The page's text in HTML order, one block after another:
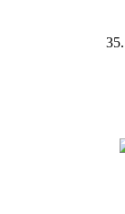
35.